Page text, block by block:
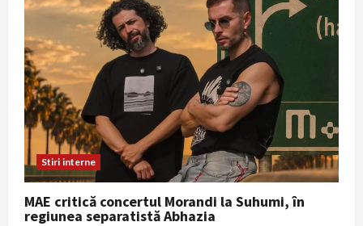
Stiri interne
MAE critică concertul Morandi la Suhumi, în
regiunea separatistă Abhazia